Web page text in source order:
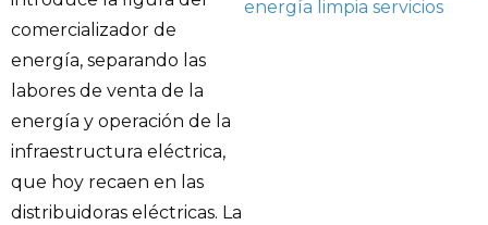
comercializador de
energía, separando las
labores de venta de la
energía y operación de la
infraestructura eléctrica,
que hoy recaen en las
distribuidoras eléctricas. La
energía limpia servicios